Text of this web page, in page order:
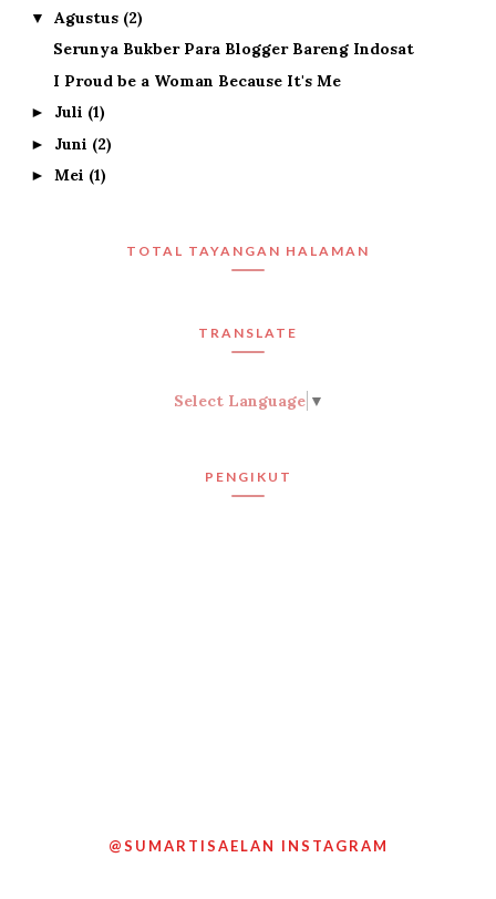
▼ Agustus (2)
Serunya Bukber Para Blogger Bareng Indosat
I Proud be a Woman Because It's Me
► Juli (1)
► Juni (2)
► Mei (1)
TOTAL TAYANGAN HALAMAN
TRANSLATE
Select Language ▼
PENGIKUT
@SUMARTISAELAN INSTAGRAM